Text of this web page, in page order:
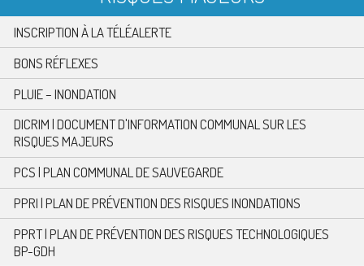
INSCRIPTION À LA TÉLÉALERTE
BONS RÉFLEXES
PLUIE – INONDATION
DICRIM | DOCUMENT D'INFORMATION COMMUNAL SUR LES
RISQUES MAJEURS
PCS | PLAN COMMUNAL DE SAUVEGARDE
PPRI | PLAN DE PRÉVENTION DES RISQUES INONDATIONS
PPRT | PLAN DE PRÉVENTION DES RISQUES TECHNOLOGIQUES
BP-GDH